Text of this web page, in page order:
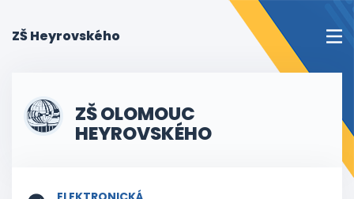
ZŠ Heyrovského
ZŠ OLOMOUC
HEYROVSKÉHO